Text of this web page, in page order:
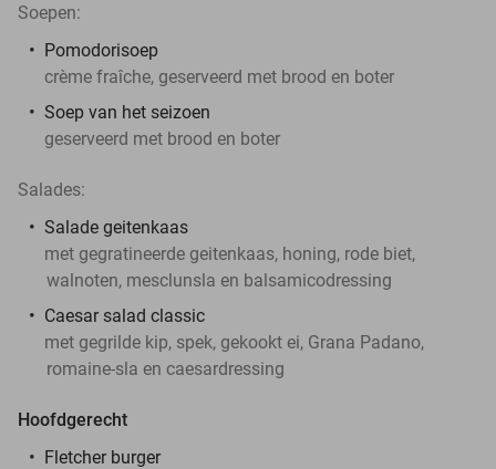
Soepen:
Pomodorisoep
crème fraîche, geserveerd met brood en boter
Soep van het seizoen
geserveerd met brood en boter
Salades:
Salade geitenkaas
met gegratineerde geitenkaas, honing, rode biet,
walnoten, mesclunsla en balsamicodressing
Caesar salad classic
met gegrilde kip, spek, gekookt ei, Grana Padano,
romaine-sla en caesardressing
Hoofdgerecht
Fletcher burger